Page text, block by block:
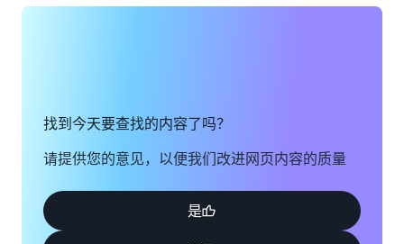
找到今天要查找的内容了吗？
请提供您的意见，以便我们改进网页内容的质量
是